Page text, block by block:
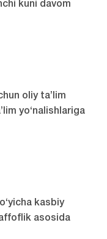
kuni davom
oliy ta’lim
yo‘nalishlariga
kasbiy
asosida